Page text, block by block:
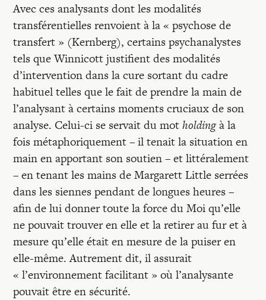
Avec ces analysants dont les modalités
transférentielles renvoient à la « psychose de
transfert » (Kernberg), certains psychanalystes
tels que Winnicott justifient des modalités
d’intervention dans la cure sortant du cadre
habituel telles que le fait de prendre la main de
l’analysant à certains moments cruciaux de son
analyse. Celui-ci se servait du motholdingà la
fois métaphoriquement – il tenait la situation en
main en apportant son soutien – et littéralement
– en tenant les mains de Margarett Little serrées
dans les siennes pendant de longues heures –
afin de lui donner toute la force du Moi qu’elle
ne pouvait trouver en elle et la retirer au fur et à
mesure qu’elle était en mesure de la puiser en
elle-même. Autrement dit, il assurait
« l’environnement facilitant » où l’analysante
pouvait être en sécurité.